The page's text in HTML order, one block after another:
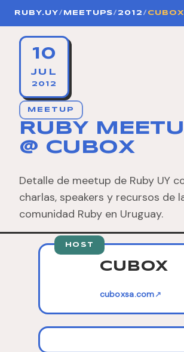
RUBY.UY/ MEETUPS/ 2012 / CUBOX
10
JUL
2012
MEETUP
RUBY
@ CUBOX
Detalle de meetup de Ruby UY
charlas, speakers y recursos de
comunidad Ruby en Uruguay.
HOST
CUBOX
cuboxsa.com↗